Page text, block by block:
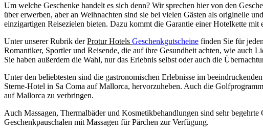
Um welche Geschenke handelt es sich denn? Wir sprechen hier von den
über erwerben, aber an Weihnachten sind sie bei vielen Gästen als originelle
einzigartigen Reisezielen bieten. Dazu kommt die Garantie einer Hotelkette
Unter unserer Rubrik derProtur Hotels Geschenkgutscheine finden Sie für
Romantiker, Sportler und Reisende, die auf ihre Gesundheit achten, wie auch
Sie haben außerdem die Wahl, nur das Erlebnis selbst oder auch die
Unter den beliebtesten sind die gastronomischen Erlebnisse im
Sterne-Hotel in Sa Coma auf Mallorca, hervorzuheben. Auch die
auf Mallorca zu verbringen.
Auch Massagen, Thermalbäder und Kosmetikbehandlungen sind sehr
Geschenkpauschalen mit Massagen für Pärchen zur Verfügung.